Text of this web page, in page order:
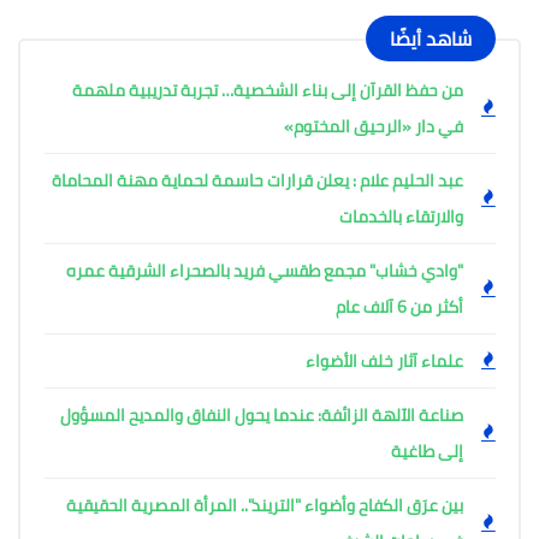
شاهد أيضًا
من حفظ القرآن إلى بناء الشخصية… تجربة تدريبية ملهمة
في دار «الرحيق المختوم»
عبد الحليم علام : يعلن قرارات حاسمة لحماية مهنة المحاماة
والارتقاء بالخدمات
"وادي خشاب" مجمع طقسي فريد بالصحراء الشرقية عمره
أكثر من 6 آلاف عام
علماء آثار خلف الأضواء
صناعة الآلهة الزائفة: عندما يحول النفاق والمديح المسؤول
إلى طاغية
بين عرَق الكفاح وأضواء "التريند".. المرأة المصرية الحقيقية